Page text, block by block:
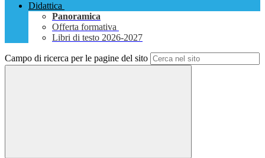
Didattica
Panoramica
Offerta formativa
Libri di testo 2026-2027
Campo di ricerca per le pagine del sito